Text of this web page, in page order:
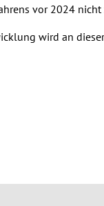
vor 2024 nicht
wird an